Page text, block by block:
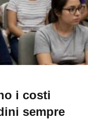
i costi
sempre